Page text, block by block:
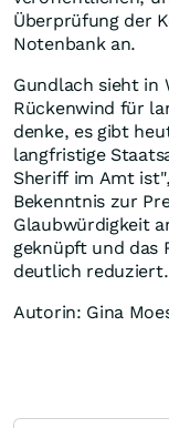
Überprüfung der
Notenbank an.
Gundlach sieht in
Rückenwind für
denke, es gibt
langfristige
Sheriff im Amt
Bekenntnis zur
Glaubwürdigkeit
geknüpft und das
deutlich reduziert.
Autorin: Gina